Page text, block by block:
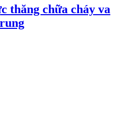
thăng chữa cháy va